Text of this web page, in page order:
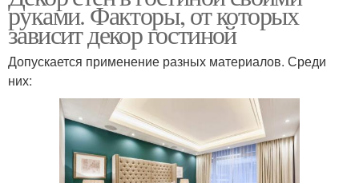
руками. Факторы, от которых
зависит декор гостиной
Допускается применение разных материалов. Среди
них: